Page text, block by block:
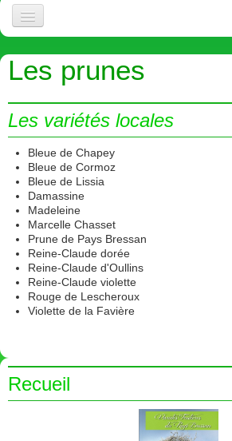
Accueil
Présentation
Actualités▼
Infos
Adhésion
Médias
Contact
Les prunes
Les variétés locales
Bleue de Chapey
Bleue de Cormoz
Bleue de Lissia
Damassine
Madeleine
Marcelle Chasset
Prune de Pays Bressan
Reine-Claude dorée
Reine-Claude d'Oullins
Reine-Claude violette
Rouge de Lescheroux
Violette de la Favière
Recueil